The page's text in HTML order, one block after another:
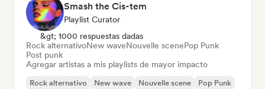
Smash the Cis-tem
Playlist Curator
&gt; 1000 respuestas dadas
Rock alternativoNew waveNouvelle scenePop Punk
Post punk
Agregar artistas a mis playlists de mayor impacto
Rock alternativo New wave Nouvelle scene
Pop Punk